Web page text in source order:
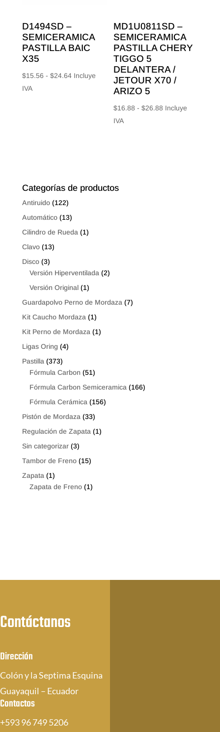
D1494SD –
SEMICERAMICA
PASTILLA BAIC
X35
$15.56 - $24.64Rango
Incluye
IVA
MD1U0811SD –
SEMICERAMICA
PASTILLA CHERY
TIGGO 5
DELANTERA /
JETOUR X70 /
ARIZO 5
$16.88 - $26.88 Rango
Incluye
IVA
Categorías de productos
Antiruido (122)
Automático (13)
Cilindro de Rueda (1)
Clavo (13)
Disco (3)
Versión Hiperventilada (2)
Versión Original (1)
Guardapolvo Perno de Mordaza (7)
Kit Caucho Mordaza (1)
Kit Perno de Mordaza (1)
Ligas Oring (4)
Pastilla (373)
Fórmula Carbon (51)
Fórmula Carbon Semiceramica (166)
Fórmula Cerámica (156)
Pistón de Mordaza (33)
Regulación de Zapata (1)
Sin categorizar (3)
Tambor de Freno (15)
Zapata (1)
Zapata de Freno (1)
Contáctanos
Dirección
Colón y la Septima Esquina
Guayaquil – Ecuador
Contactos
+593 96 749 5206